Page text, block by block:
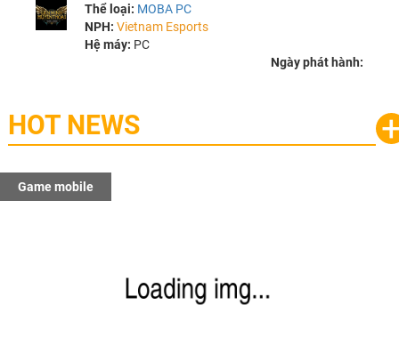
Thể loại: MOBA PC
NPH:Vietnam Esports
Hệ máy: PC
Ngày phát hành:
HOT NEWS
Game mobile